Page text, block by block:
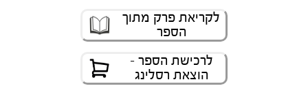
לקריאת פרק מתוך
הספר
לרכישת הספר -
הוצאת רסלינג